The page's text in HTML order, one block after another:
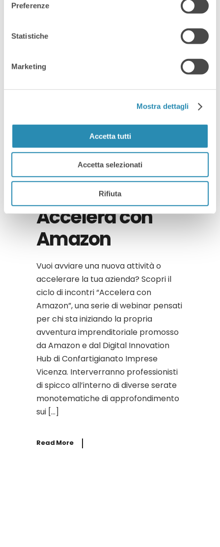
Preferenze
Statistiche
Marketing
Mostra dettagli
Accetta tutti
Accetta selezionati
Rifiuta
della collaborazione tra Amazon e
Agency, puoi usufruire di un esclusivo
Nell’ambito del […]
8 Marzo 2023
News,Servizi
Accelera con
Amazon
Vuoi avviare una nuova attività o
accelerare la tua azienda? Scopri il
ciclo di incontri “Accelera con
Amazon”, una serie di webinar pensati
per chi sta iniziando la propria
avventura imprenditoriale promosso
da Amazon e dal Digital Innovation
Hub di Confartigianato Imprese
Vicenza. Interverranno professionisti
di spicco all’interno di diverse serate
monotematiche di approfondimento
sui […]
Read More